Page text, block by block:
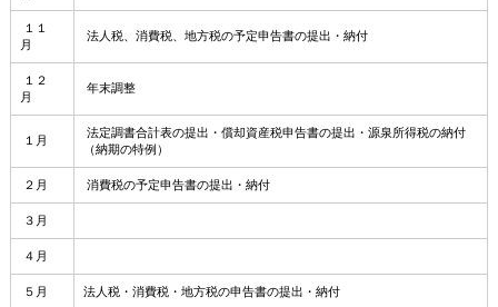
１１
月
法人税、消費税、地方税の予定申告書の提出・納付
１２
月
年末調整
１月
法定調書合計表の提出・償却資産税申告書の提出・源泉所得税の納付
（納期の特例）
２月 消費税の予定申告書の提出・納付
３月
４月
５月 法人税・消費税・地方税の申告書の提出・納付